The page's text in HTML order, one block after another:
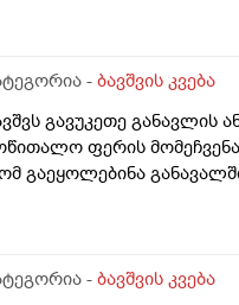
- ბავშვის კვება
გავუკეთე განავლის
ფერის
გაეყოლებინა
- ბავშვის კვება